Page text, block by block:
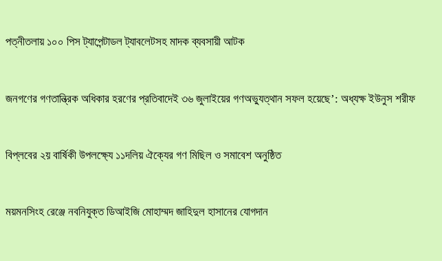
পত্নীতলায় ১০০ পিস ট্যাপেন্টাডল ট্যাবলেটসহ মাদক ব্যবসায়ী আটক
জনগণের গণতান্ত্রিক অধিকার হরণের প্রতিবাদেই ৩৬ জুলাইয়ের গণঅভ্যুত্থান সফল হয়েছে’: অধ্যক্ষ ইউনুস শরীফ
বিপ্লবের ২য় বার্ষিকী উপলক্ষ্যে ১১দলিয় ঐক্যের গণ মিছিল ও সমাবেশ অনুষ্ঠিত
ময়মনসিংহ রেঞ্জে নবনিযুক্ত ডিআইজি মোহাম্মদ জাহিদুল হাসানের যোগদান